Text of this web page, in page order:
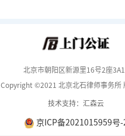
费。我们在办理继
北京市朝阳区新源里16号2座
Copyright ©2021 北京北石律师事务所
技术支持：汇森云
京ICP备2021015959号-